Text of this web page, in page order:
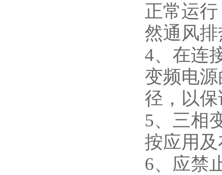
正常运
然通风
4、在连
变频电
径，以
5、三相
按应用
6、应禁